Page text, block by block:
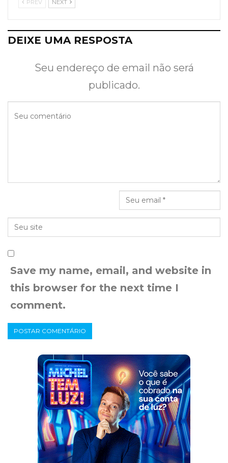
PREV NEXT
DEIXE UMA RESPOSTA
Seu endereço de email não será
publicado.
Save my name, email, and website in
this browser for the next time I
comment.